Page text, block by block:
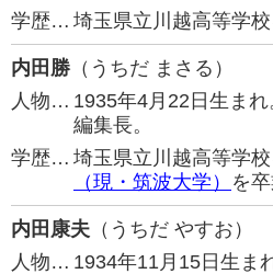
学歴… 埼玉県立川越高等学
内田勝 （うちだ まさる）
人物… 1935年4月22日生ま
編集長。
学歴… 埼玉県立川越高等学
（現・筑波大学） を
内田康夫 （うちだ やすお）
人物… 1934年11月15日生ま